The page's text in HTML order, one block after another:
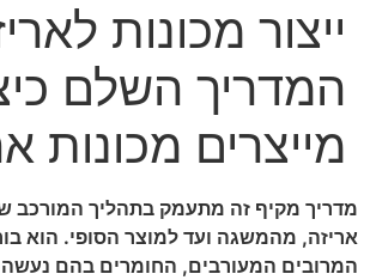
ייצור מכונות
המדריך השלם
מייצרים מכונות
מדריך מקיף זה מתעמק בתהליך המורכב
אריזה, מהמשגה ועד למוצר הסופי. הוא
המרובים המעורבים, החומרים בהם